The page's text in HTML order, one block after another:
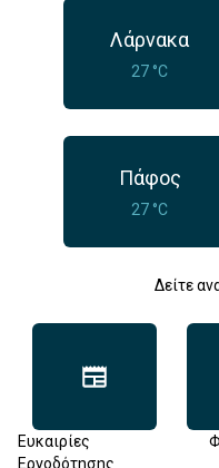
Λάρνακα
27 °C
Πάφος
27 °C
Δείτε
Ευκαιρίες
Εργοδότησης